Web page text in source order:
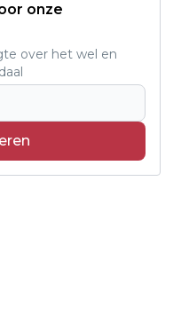
onze
over het wel en